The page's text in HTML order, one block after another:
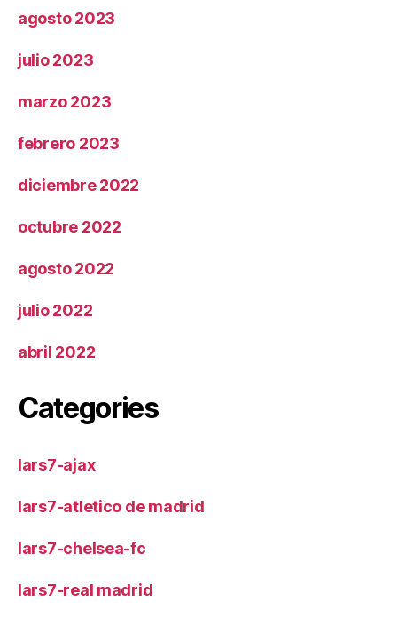
agosto 2023
julio 2023
marzo 2023
febrero 2023
diciembre 2022
octubre 2022
agosto 2022
julio 2022
abril 2022
Categories
lars7-ajax
lars7-atletico de madrid
lars7-chelsea-fc
lars7-real madrid